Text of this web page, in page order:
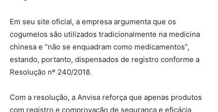
Em seu site oficial, a empresa argumenta que os
cogumelos são utilizados tradicionalmente na medicina
chinesa e “não se enquadram como medicamentos”,
estando, portanto, dispensados de registro conforme a
Resolução nº 240/2018.
Com a resolução, a Anvisa reforça que apenas produtos
com registro e comprovação de segurança e eficácia